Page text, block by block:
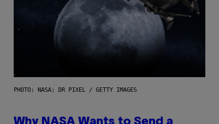
PHOTO: NASA; DR PIXEL / GETTY IMAGES